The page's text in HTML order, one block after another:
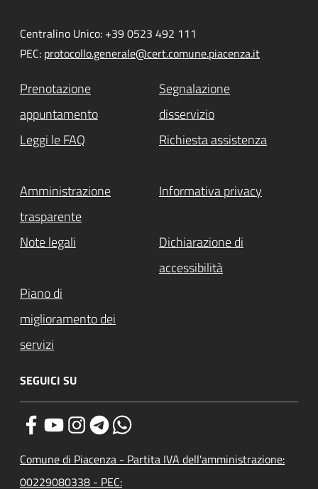
Centralino Unico: +39 0523 492 111
PEC: protocollo.generale@cert.comune.piacenza.it
Prenotazione
appuntamento
Segnalazione
disservizio
Leggi le FAQ
Richiesta assistenza
Amministrazione
trasparente
Informativa privacy
Note legali
Dichiarazione di
accessibilità
Piano di
miglioramento dei
servizi
SEGUICI SU
Comune di Piacenza - Partita IVA dell'amministrazione:
00229080338 - PEC: